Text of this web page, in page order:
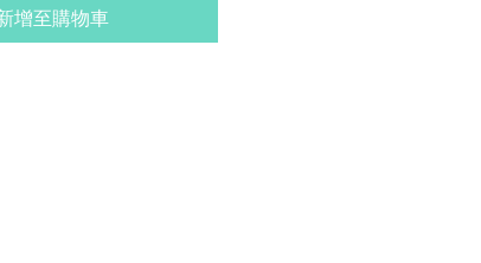
增至購物車